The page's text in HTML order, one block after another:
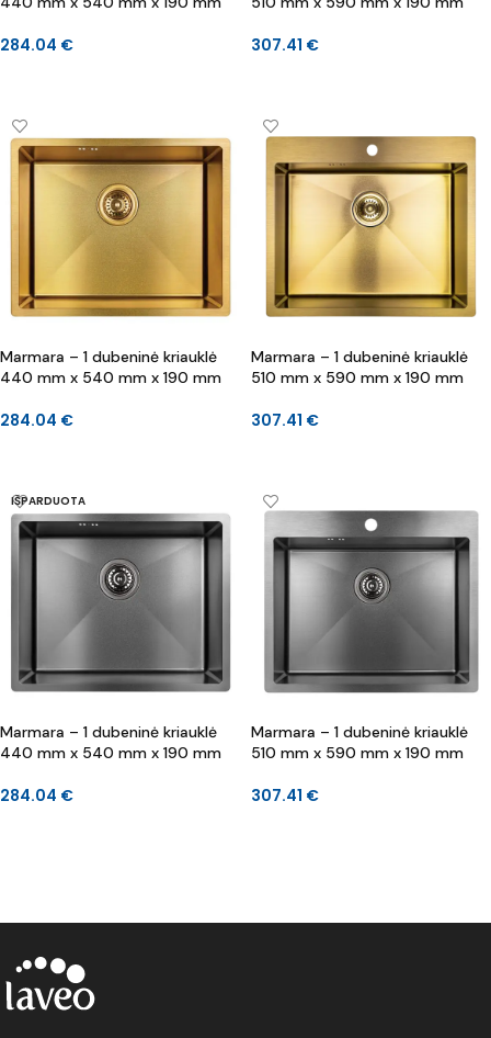
284.04 € 307.41 €
Marmara – 1 dubeninė kriauklė
440 mm x 540 mm x 190 mm
284.04 €
Marmara – 1 dubeninė kriauklė
510 mm x 590 mm x 190 mm
307.41 €
IŠPARDUOTA
Marmara – 1 dubeninė kriauklė
440 mm x 540 mm x 190 mm
284.04 €
Marmara – 1 dubeninė kriauklė
510 mm x 590 mm x 190 mm
307.41 €